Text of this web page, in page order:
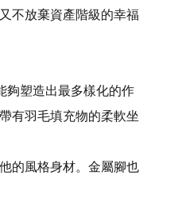
不放棄資產階級的幸福
夠塑造出最多樣化的作
有羽毛填充物的柔軟坐
的風格身材。金屬腳也